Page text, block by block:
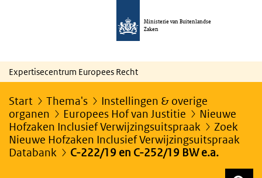
Ministerie van Buitenlandse
Zaken
Expertisecentrum Europees Recht
Start Thema's
Instellingen & overige
organen
Europees Hof van Justitie
Nieuwe
Hofzaken Inclusief Verwijzingsuitspraak
Zoek
Nieuwe Hofzaken Inclusief Verwijzingsuitspraak
Databank
C-222/19 en C-252/19 BW e.a.